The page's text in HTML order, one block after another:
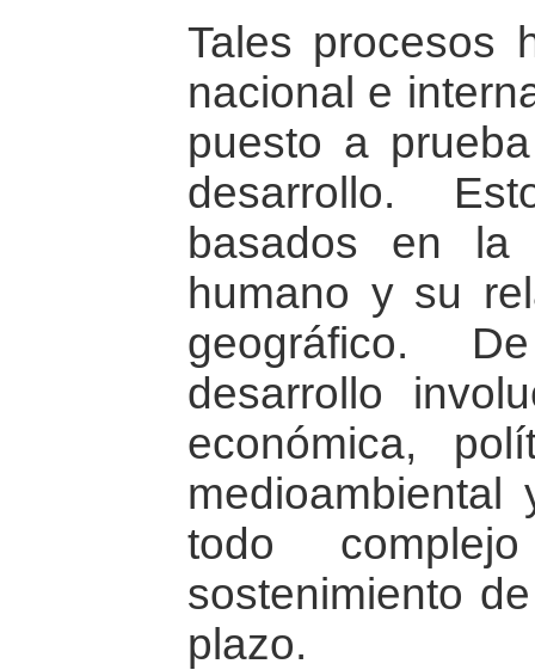
Tales procesos
nacional e
puesto a
desarrollo.
basados en la
humano y su
geográfico.
desarrollo
económica,
todo
sostenimiento
plazo.